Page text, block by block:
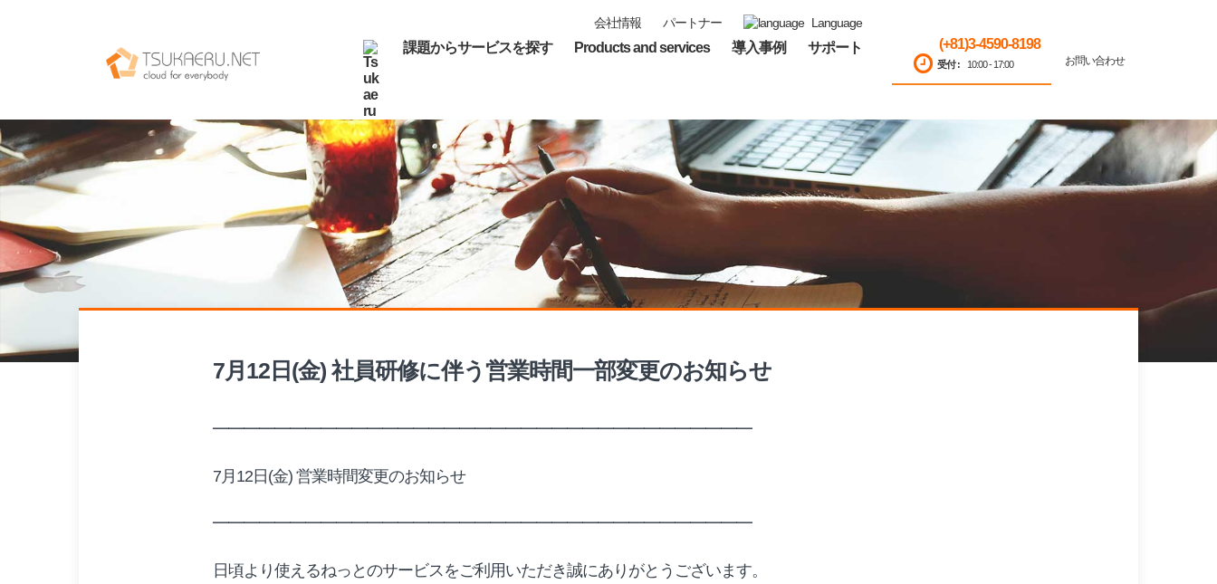
会社情報 パートナー Language
課題からサービスを探す Products and services 導入事例 サポート (+81)3-4590-8198
受付 : 10:00 - 17:00 お問い合わせ
7月12日(金)​ 社員研修に伴う営業時間一部変更のお知らせ
━━━━━━━━━━━━━━━━━━━━━━━━━━━━━━━━━━━
7月12日(金)​​ 営業時間変更のお知らせ
━━━━━━━━━━━━━━━━━━━━━━━━━━━━━━━━━━━
日頃より使えるねっとのサービスをご利用いただき誠にありがとうございます。